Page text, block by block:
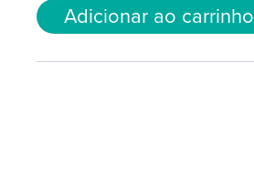
Adicionar ao carrinho